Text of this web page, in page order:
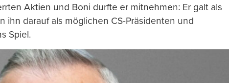
Aktien und Boni durfte er mitnehmen: Er galt als
ihn darauf als möglichen CS-Präsidenten und
Spiel.